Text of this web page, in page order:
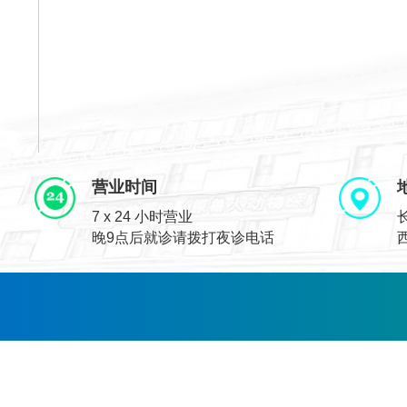
营业时间
7 x 24 小时营业
晚9点后就诊请拨打夜诊电话